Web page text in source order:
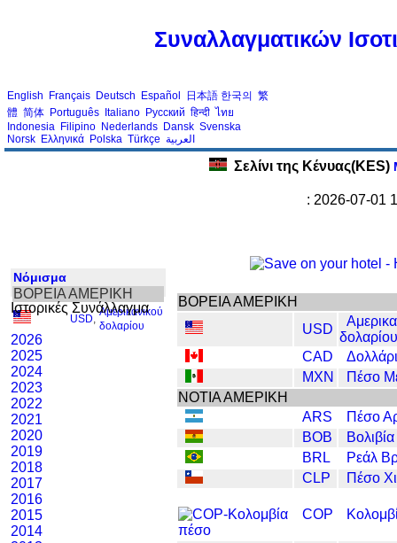
Συναλλαγματικών
English Français Deutsch Español 日本語 한국의 繁
體 简体 Português Italiano Русский हिन्दी ไทย
Indonesia Filipino Nederlands Dansk Svenska
Norsk Ελληνικά Polska Türkçe العربية
Νόμισμα
ΒΟΡΕΙΑ ΑΜΕΡΙΚΗ
USD
Αμερικανικού
δολαρίου
Ιστορικές Συνάλλαγμα
2026
2025
2024
2023
2022
2021
2020
2019
2018
2017
2016
2015
2014
Σελίνι της Κένυας(KES)
: 2026-07-01
ΒΟΡΕΙΑ ΑΜΕΡΙΚΗ
USD
δολαρίου
CAD
MXN
Πέσο
ΝΟΤΙΑ ΑΜΕΡΙΚΗ
ARS
Πέσο
BOB
BRL
Ρεάλ
CLP
Πέσο
COP